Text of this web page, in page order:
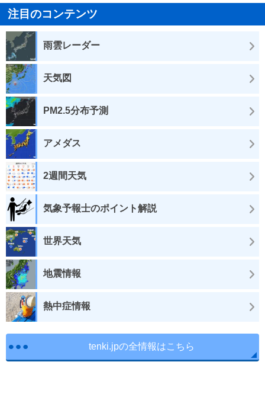
注目のコンテンツ
雨雲レーダー
天気図
PM2.5分布予測
アメダス
2週間天気
気象予報士のポイント解説
世界天気
地震情報
熱中症情報
tenki.jpの全情報はこちら